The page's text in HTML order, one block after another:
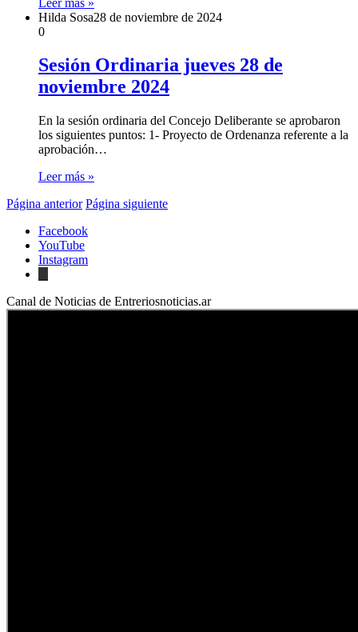
Hilda Sosa28 de noviembre de 2024
0
Sesión Ordinaria jueves 28 de
noviembre 2024
En la sesión ordinaria del Concejo Deliberante se aprobaron
los siguientes puntos: 1- Proyecto de Ordenanza referente a la
aprobación…
Leer más »
Página anterior Página siguiente
Facebook
YouTube
Instagram
Canal de Noticias de Entreriosnoticias.ar